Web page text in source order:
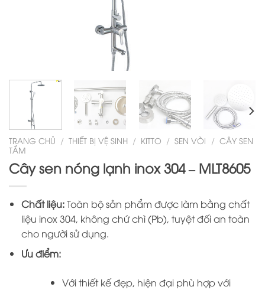
TRANG CHỦ / THIẾT BỊ VỆ SINH / KITTO / SEN VÒI / CÂY SEN
TẮM
Cây sen nóng lạnh inox 304 – MLT8605
Chất liệu:Toàn bộ sản phẩm được làm bằng chất
liệu inox 304, không chứ chì (Pb), tuyệt đối an toàn
cho người sử dụng.
Ưu điểm:
Với thiết kế đẹp, hiện đại phù hợp với